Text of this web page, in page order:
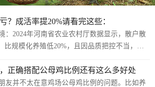
？成活率提20%请看完这些：
：2024年河南省农业农村厅数据显示，散户散
比规模化养殖低20%，且因品质把控不当，售
村部指南、地方实操案例，分享10个经权威验
坑、提收益。一、前期筹备：3个忠告避开“起
正确搭配公母鸡比例还有这么多好处
友并不太在意鸡场公母鸡比例的问题。比如养